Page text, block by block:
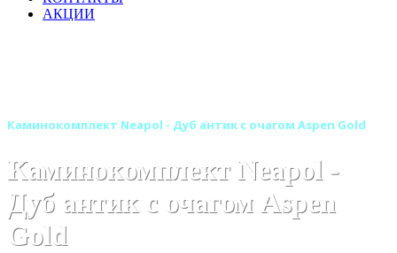
АКЦИИ
Каминокомплект Neapol - Дуб антик с очагом Aspen Gold
Каминокомплект Neapol -
Дуб антик с очагом Aspen
Gold